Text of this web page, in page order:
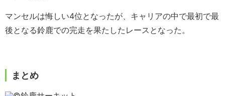
マンセルは悔しい4位となったが、キャリアの中で最初で最
後となる鈴鹿での完走を果たしたレースとなった。
まとめ